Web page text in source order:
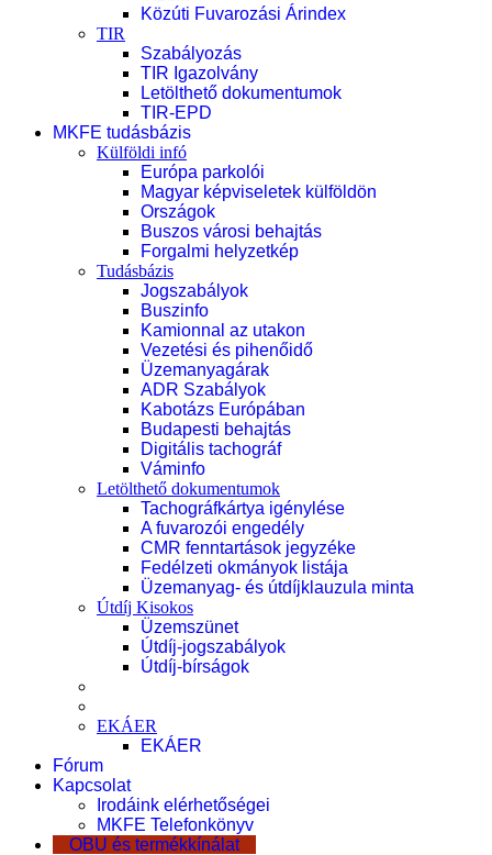
Közúti Fuvarozási Árindex
TIR
Szabályozás
TIR Igazolvány
Letölthető dokumentumok
TIR-EPD
MKFE tudásbázis
Külföldi infó
Európa parkolói
Magyar képviseletek külföldön
Országok
Buszos városi behajtás
Forgalmi helyzetkép
Tudásbázis
Jogszabályok
Buszinfo
Kamionnal az utakon
Vezetési és pihenőidő
Üzemanyagárak
ADR Szabályok
Kabotázs Európában
Budapesti behajtás
Digitális tachográf
Váminfo
Letölthető dokumentumok
Tachográfkártya igénylése
A fuvarozói engedély
CMR fenntartások jegyzéke
Fedélzeti okmányok listája
Üzemanyag- és útdíjklauzula minta
Útdíj Kisokos
Üzemszünet
Útdíj-jogszabályok
Útdíj-bírságok
EKÁER
EKÁER
Fórum
Kapcsolat
Irodáink elérhetőségei
MKFE Telefonkönyv
OBU és termékkínálat